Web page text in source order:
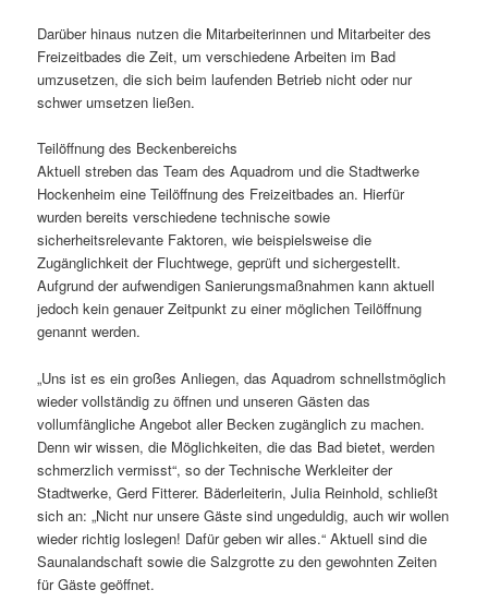
Darüber hinaus nutzen die Mitarbeiterinnen und Mitarbeiter des
Freizeitbades die Zeit, um verschiedene Arbeiten im Bad
umzusetzen, die sich beim laufenden Betrieb nicht oder nur
schwer umsetzen ließen.
Teilöffnung des Beckenbereichs
Aktuell streben das Team des Aquadrom und die Stadtwerke
Hockenheim eine Teilöffnung des Freizeitbades an. Hierfür
wurden bereits verschiedene technische sowie
sicherheitsrelevante Faktoren, wie beispielsweise die
Zugänglichkeit der Fluchtwege, geprüft und sichergestellt.
Aufgrund der aufwendigen Sanierungsmaßnahmen kann aktuell
jedoch kein genauer Zeitpunkt zu einer möglichen Teilöffnung
genannt werden.
„Uns ist es ein großes Anliegen, das Aquadrom schnellstmöglich
wieder vollständig zu öffnen und unseren Gästen das
vollumfängliche Angebot aller Becken zugänglich zu machen.
Denn wir wissen, die Möglichkeiten, die das Bad bietet, werden
schmerzlich vermisst“, so der Technische Werkleiter der
Stadtwerke, Gerd Fitterer. Bäderleiterin, Julia Reinhold, schließt
sich an: „Nicht nur unsere Gäste sind ungeduldig, auch wir wollen
wieder richtig loslegen! Dafür geben wir alles.“ Aktuell sind die
Saunalandschaft sowie die Salzgrotte zu den gewohnten Zeiten
für Gäste geöffnet.